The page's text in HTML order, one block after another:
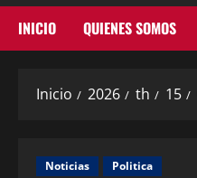
INICIO QUIENES SOMOS
Inicio 2026 th 15
Noticias Politica